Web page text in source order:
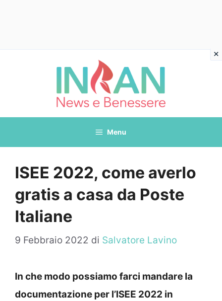
Menu
ISEE 2022, come averlo
gratis a casa da Poste
Italiane
9 Febbraio 2022 di Salvatore Lavino
In che modo possiamo farci mandare la
documentazione per l’ISEE 2022 in